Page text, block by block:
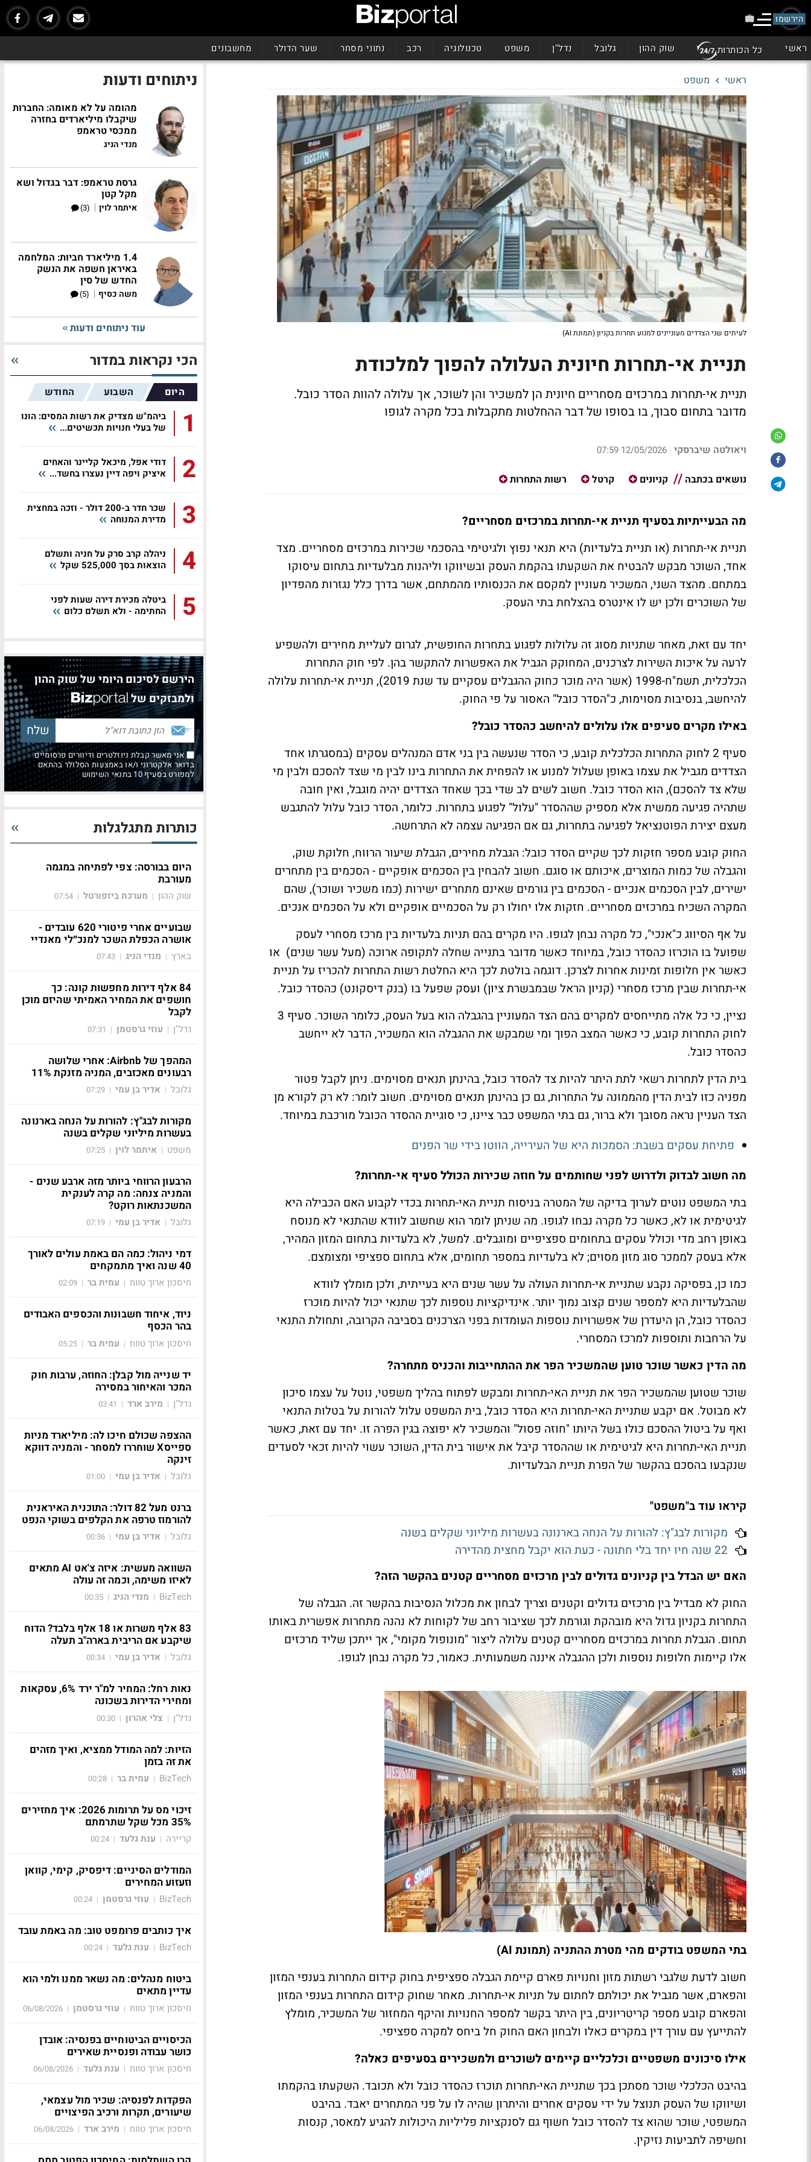
הירשמו
ראשי כל הכותרות שוק ההון גלובל נדל"ן משפט טכנולוגיה רכב נתוני מסחר שער הדולר מחשבונים
ראשי משפט
לעיתים שני הצדדים מעוניינים למנוע תחרות בקניון (תמונת AI)
תניית אי-תחרות חיונית העלולה להפוך למלכודת
תניית אי-תחרות במרכזים מסחריים חיונית הן למשכיר והן לשוכר, אך עלולה להוות הסדר כובל.
מדובר בתחום סבוך, בו בסופו של דבר ההחלטות מתקבלות בכל מקרה לגופו
ויאולטה שיברסקי |
12/05/2026 07:59
נושאים בכתבה קניונים קרטל רשות התחרות
מה הבעייתיות בסעיף תניית אי-תחרות במרכזים מסחריים?
תניית אי-תחרות (או תניית בלעדיות) היא תנאי נפוץ ולגיטימי בהסכמי שכירות במרכזים מסחריים. מצד
אחד, השוכר מבקש להבטיח את השקעתו בהקמת העסק ובשיווקו וליהנות מבלעדיות בתחום עיסוקו
במתחם. מהצד השני, המשכיר מעוניין למקסם את הכנסותיו מהמתחם, אשר בדרך כלל נגזרות מהפדיון
של השוכרים ולכן יש לו אינטרס בהצלחת בתי העסק.
יחד עם זאת, מאחר שתניות מסוג זה עלולות לפגוע בתחרות החופשית, לגרום לעליית מחירים ולהשפיע
לרעה על איכות השירות לצרכנים, המחוקק הגביל את האפשרות להתקשר בהן. לפי חוק התחרות
הכלכלית, תשמ"ח-1998 (אשר היה מוכר כחוק ההגבלים עסקיים עד שנת 2019), תניית אי-תחרות עלולה
להיחשב, בנסיבות מסוימות, כ"הסדר כובל" האסור על פי החוק.
באילו מקרים סעיפים אלו עלולים להיחשב כהסדר כובל?
סעיף 2 לחוק התחרות הכלכלית קובע, כי הסדר שנעשה בין בני אדם המנהלים עסקים (במסגרתו אחד
הצדדים מגביל את עצמו באופן שעלול למנוע או להפחית את התחרות בינו לבין מי שצד להסכם ולבין מי
שלא צד להסכם), הוא הסדר כובל. חשוב לשים לב שדי בכך שאחד הצדדים יהיה מוגבל, ואין חובה
שתהיה פגיעה ממשית אלא מספיק שההסדר "עלול" לפגוע בתחרות. כלומר, הסדר כובל עלול להתגבש
מעצם יצירת הפוטנציאל לפגיעה בתחרות, גם אם הפגיעה עצמה לא התרחשה.
החוק קובע מספר חזקות לכך שקיים הסדר כובל: הגבלת מחירים, הגבלת שיעור הרווח, חלוקת שוק,
והגבלה של כמות המוצרים, איכותם או סוגם. חשוב להבחין בין הסכמים אופקיים - הסכמים בין מתחרים
ישירים, לבין הסכמים אנכיים - הסכמים בין גורמים שאינם מתחרים ישירות (כמו משכיר ושוכר), שהם
המקרה השכיח במרכזים מסחריים. חזקות אלו יחולו רק על הסכמיים אופקיים ולא על הסכמים אנכים.
על אף הסיווג כ"אנכי", כל מקרה נבחן לגופו. היו מקרים בהם תניות בלעדיות בין מרכז מסחרי לעסק
שפועל בו הוכרזו כהסדר כובל, במיוחד כאשר מדובר בתנייה שחלה לתקופה ארוכה (מעל עשר שנים) או
כאשר אין חלופות זמינות אחרות לצרכן. דוגמה בולטת לכך היא החלטת רשות התחרות להכריז על תניית
אי-תחרות שבין מרכז מסחרי (קניון הראל שבמבשרת ציון) ועסק שפעל בו (בנק דיסקונט) כהסדר כובל.
נציין, כי כל אלה מתייחסים למקרים בהם הצד המעוניין בהגבלה הוא בעל העסק, כלומר השוכר. סעיף 3
לחוק התחרות קובע, כי כאשר המצב הפוך ומי שמבקש את ההגבלה הוא המשכיר, הדבר לא ייחשב
כהסדר כובל.
בית הדין לתחרות רשאי לתת היתר להיות צד להסדר כובל, בהינתן תנאים מסוימים. ניתן לקבל פטור
מפניה כזו לבית הדין מהממונה על התחרות, גם כן בהינתן תנאים מסוימים. חשוב לומר: לא רק לקורא מן
הצד העניין נראה מסובך ולא ברור, גם בתי המשפט כבר ציינו, כי סוגיית ההסדר הכובל מורכבת במיוחד.
פתיחת עסקים בשבת: הסמכות היא של העירייה, הווטו בידי שר הפנים
מה חשוב לבדוק ולדרוש לפני שחותמים על חוזה שכירות הכולל סעיף אי-תחרות?
בתי המשפט נוטים לערוך בדיקה של המטרה בניסוח תניית האי-תחרות בכדי לקבוע האם הכבילה היא
לגיטימית או לא, כאשר כל מקרה נבחו לגופו. מה שניתן לומר הוא שחשוב לוודא שהתנאי לא מנוסח
באופן רחב מדי וכולל עסקים בתחומים ספציפיים ומוגבלים. למשל, לא בלעדיות בתחום המזון המהיר,
אלא בעסק לממכר סוג מזון מסוים; לא בלעדיות במספר תחומים, אלא בתחום ספציפי ומצומצם.
כמו כן, בפסיקה נקבע שתניית אי-תחרות העולה על עשר שנים היא בעייתית, ולכן מומלץ לוודא
שהבלעדיות היא למספר שנים קצוב נמוך יותר. אינדיקציות נוספות לכך שתנאי יכול להיות מוכרז
כהסדר כובל, הן היעדרן של אפשרויות נוספות העומדות בפני הצרכנים בסביבה הקרובה, ותחולת התנאי
על הרחבות ותוספות למרכז המסחרי.
מה הדין כאשר שוכר טוען שהמשכיר הפר את ההתחייבות והכניס מתחרה?
שוכר שטוען שהמשכיר הפר את תניית האי-תחרות ומבקש לפתוח בהליך משפטי, נוטל על עצמו סיכון
לא מבוטל. אם יקבע שתניית האי-תחרות היא הסדר כובל, בית המשפט עלול להורות על בטלות התנאי
ואף על ביטול ההסכם כולו בשל היותו "חוזה פסול" והמשכיר לא יפוצה בגין הפרה זו. יחד עם זאת, כאשר
תניית האי-תחרות היא לגיטימית או שההסדר קיבל את אישור בית הדין, השוכר עשוי להיות זכאי לסעדים
שנקבעו בהסכם בהקשר של הפרת תניית הבלעדיות.
קיראו עוד ב"משפט"
מקורות לבג"ץ: להורות על הנחה בארנונה בעשרות מיליוני שקלים בשנה
22 שנה חיו יחד בלי חתונה - כעת הוא יקבל מחצית מהדירה
האם יש הבדל בין קניונים גדולים לבין מרכזים מסחריים קטנים בהקשר הזה?
החוק לא מבדיל בין מרכזים גדולים וקטנים וצריך לבחון את מכלול הנסיבות בהקשר זה. הגבלה של
התחרות בקניון גדול היא מובהקת וגורמת לכך שציבור רחב של לקוחות לא נהנה מתחרות אפשרית באותו
תחום. הגבלת תחרות במרכזים מסחריים קטנים עלולה ליצור "מונופול מקומי", אך ייתכן שליד מרכזים
אלו קיימות חלופות נוספות ולכן ההגבלה איננה משמעותית. כאמור, כל מקרה נבחן לגופו.
בתי המשפט בודקים מהי מטרת ההתניה (תמונת AI)
חשוב לדעת שלגבי רשתות מזון וחנויות פארם קיימת הגבלה ספציפית בחוק קידום התחרות בענפי המזון
והפארם, אשר מגביל את יכולתם לחתום על תניות אי-תחרות. מאחר שחוק קידום התחרות בענפי המזון
והפארם קובע מספר קריטריונים, בין היתר בקשר למספר החנויות והיקף המחזור של המשכיר, מומלץ
להתייעץ עם עורך דין במקרים כאלו ולבחון האם החוק חל ביחס למקרה ספציפי.
אילו סיכונים משפטיים וכלכליים קיימים לשוכרים ולמשכירים בסעיפים כאלה?
בהיבט הכלכלי שוכר מסתכן בכך שתניית האי-תחרות תוכרז כהסדר כובל ולא תכובד. השקעתו בהקמתו
ושיווקו של העסק תנוצל על ידי עסקים אחרים והיתרון שהיה לו על פני המתחרים יאבד. בהיבט
המשפטי, שוכר שהוא צד להסדר כובל חשוף גם לסנקציות פליליות היכולות להגיע למאסר, קנסות
וחשיפה לתביעות נזיקין.
ניתוחים ודעות
מהומה על לא מאומה: החברות
שיקבלו מיליארדים בחזרה
ממכסי טראמפ
מנדי הניג
גרסת טראמפ: דבר בגדול ושא
מקל קטן
איתמר לוין |
(3)
1.4 מיליארד חביות: המלחמה
באיראן חשפה את הנשק
החדש של סין
משה כסיף |
(5)
עוד ניתוחים ודעות
הכי נקראות במדור
היום השבוע החודש
1
ביהמ"ש מצדיק את רשות המסים: הונו
של בעלי חנויות תכשיטים...
2
דודי אפל, מיכאל קליינר והאחים
איציק ויפה דיין נעצרו בחשד...
3
שכר חדר ב-200 דולר - וזכה במחצית
מדירת המנוחה
4
ניהלה קרב סרק על חניה ותשלם
הוצאות בסך 525,000 שקל
5
ביטלה מכירת דירה שעות לפני
החתימה - ולא תשלם כלום
הירשם לסיכום היומי של שוק ההון
ולמבזקים של
אני מאשר קבלת ניוזלטרים ודיוורים פרסומיים
בדואר אלקטרוני ו/או באמצעות הסלולר בהתאם
למפורט בסעיף 10 בתנאי השימוש
כותרות מתגלגלות
היום בבורסה: צפי לפתיחה במגמה
מעורבת
שוק ההון | מערכת ביזפורטל |
07:54
שבועיים אחרי פיטורי 620 עובדים -
אושרה הכפלת השכר למנכ״לי מאנדיי
בארץ | מנדי הניג |
07:43
84 אלף דירות מחפשות קונה: כך
חושפים את המחיר האמיתי שהיזם מוכן
לקבל
נדל"ן | עוזי גרסטמן |
07:31
המהפך של Airbnb: אחרי שלושה
רבעונים מאכזבים, המניה מזנקת 11%
גלובל | אדיר בן עמי |
07:29
מקורות לבג"ץ: להורות על הנחה בארנונה
בעשרות מיליוני שקלים בשנה
משפט | איתמר לוין |
07:25
הרבעון הרווחי ביותר מזה ארבע שנים -
והמניה צנחה: מה קרה לענקית
המשכנתאות רוקט?
גלובל | אדיר בן עמי |
07:19
דמי ניהול: כמה הם באמת עולים לאורך
40 שנה ואיך מתמקחים
חיסכון ארוך טווח | עמית בר |
02:09
ניוד, איחוד חשבונות והכספים האבודים
בהר הכסף
חיסכון ארוך טווח | עמית בר |
05:25
יד שנייה מול קבלן: החוזה, ערבות חוק
המכר והאיחור במסירה
נדל"ן | מירב ארד |
03:41
ההצפה שכולם חיכו לה: מיליארד מניות
ספייסX שוחררו למסחר - והמניה דווקא
זינקה
גלובל | אדיר בן עמי |
01:00
ברנט מעל 82 דולר: התוכנית האיראנית
להורמוז טרפה את הקלפים בשוקי הנפט
גלובל | אדיר בן עמי |
00:36
השוואה מעשית: איזה צ'אט AI מתאים
לאיזו משימה, וכמה זה עולה
BizTech
| מנדי הניג |
00:35
83 אלף משרות או 18 אלף בלבד? הדוח
שיקבע אם הריבית בארה"ב תעלה
גלובל | אדיר בן עמי |
00:34
נאות רחל: המחיר למ"ר ירד 6%, עסקאות
ומחירי הדירות בשכונה
נדל"ן | צלי אהרון |
00:30
הזיות: למה המודל ממציא, ואיך מזהים
את זה בזמן
BizTech
| עמית בר |
00:28
זיכוי מס על תרומות 2026: איך מחזירים
35% מכל שקל שתרמתם
קריירה | ענת גלעד |
00:24
המודלים הסיניים: דיפסיק, קימי, קוואן
וזעזוע המחירים
BizTech
| עוזי גרסטמן |
00:24
איך כותבים פרומפט טוב: מה באמת עובד
BizTech
| ענת גלעד |
00:24
ביטוח מנהלים: מה נשאר ממנו ולמי הוא
עדיין מתאים
חיסכון ארוך טווח | עוזי גרסטמן |
06/08/2026
הכיסויים הביטוחיים בפנסיה: אובדן
כושר עבודה ופנסיית שאירים
חיסכון ארוך טווח | ענת גלעד |
06/08/2026
הפקדות לפנסיה: שכיר מול עצמאי,
שיעורים, תקרות ורכיב הפיצויים
חיסכון ארוך טווח | מירב ארד |
06/08/2026